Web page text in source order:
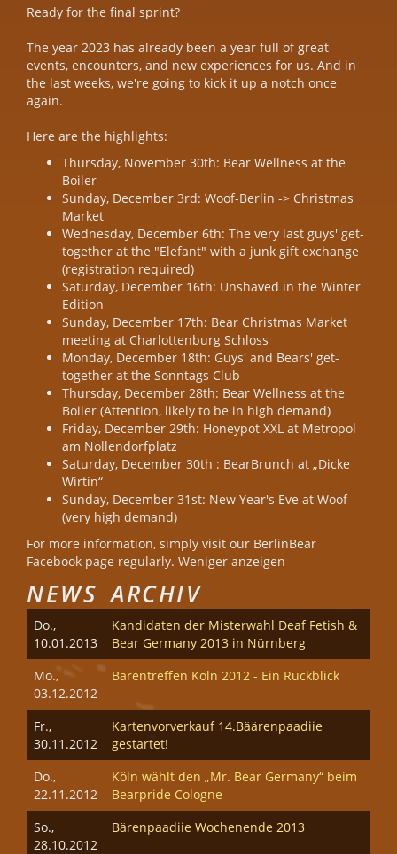
Ready for the final sprint?
The year 2023 has already been a year full of great
events, encounters, and new experiences for us. And in
the last weeks, we're going to kick it up a notch once
again.
Here are the highlights:
Thursday, November 30th: Bear Wellness at the
Boiler
Sunday, December 3rd: Woof-Berlin -> Christmas
Market
Wednesday, December 6th: The very last guys' get-
together at the "Elefant" with a junk gift exchange
(registration required)
Saturday, December 16th: Unshaved in the Winter
Edition
Sunday, December 17th: Bear Christmas Market
meeting at Charlottenburg Schloss
Monday, December 18th: Guys' and Bears' get-
together at the Sonntags Club
Thursday, December 28th: Bear Wellness at the
Boiler (Attention, likely to be in high demand)
Friday, December 29th: Honeypot XXL at Metropol
am Nollendorfplatz
Saturday, December 30th : BearBrunch at „Dicke
Wirtin“
Sunday, December 31st: New Year's Eve at Woof
(very high demand)
For more information, simply visit our BerlinBear
Facebook page regularly. Weniger anzeigen
NEWS ARCHIV
Do.,
10.01.2013
Kandidaten der Misterwahl Deaf Fetish &
Bear Germany 2013 in Nürnberg
Mo.,
03.12.2012
Bärentreffen Köln 2012 - Ein Rückblick
Fr.,
30.11.2012
Kartenvorverkauf 14.Bäärenpaadiie
gestartet!
Do.,
22.11.2012
Köln wählt den „Mr. Bear Germany“ beim
Bearpride Cologne
So.,
28.10.2012
Bärenpaadiie Wochenende 2013